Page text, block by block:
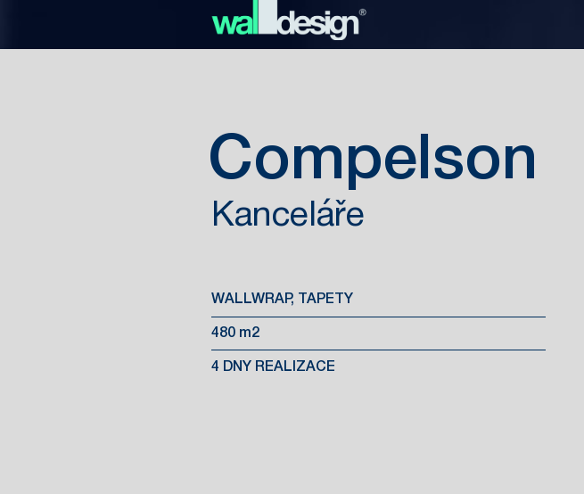
Compelson
Kanceláře
WALLWRAP, TAPETY
480 m2
4 DNY REALIZACE